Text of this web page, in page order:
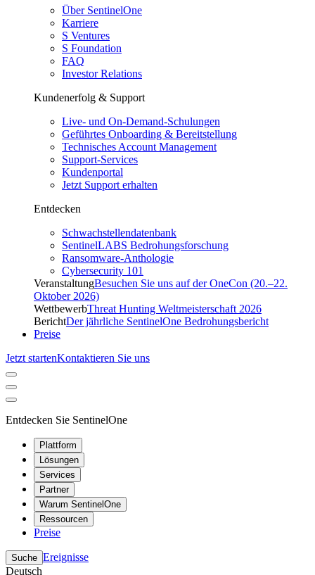
Über SentinelOne
Karriere
S Ventures
S Foundation
FAQ
Investor Relations
Kundenerfolg & Support
Live- und On-Demand-Schulungen
Geführtes Onboarding & Bereitstellung
Technisches Account Management
Support-Services
Kundenportal
Jetzt Support erhalten
Entdecken
Schwachstellendatenbank
SentinelLABS Bedrohungsforschung
Ransomware-Anthologie
Cybersecurity 101
VeranstaltungBesuchen Sie uns auf der OneCon (20.–22.
Oktober 2026)
WettbewerbThreat Hunting Weltmeisterschaft 2026
BerichtDer jährliche SentinelOne Bedrohungsbericht
Preise
Jetzt startenKontaktieren Sie uns
Entdecken Sie SentinelOne
Plattform
Lösungen
Services
Partner
Warum SentinelOne
Ressourcen
Preise
Suche Ereignisse
Deutsch